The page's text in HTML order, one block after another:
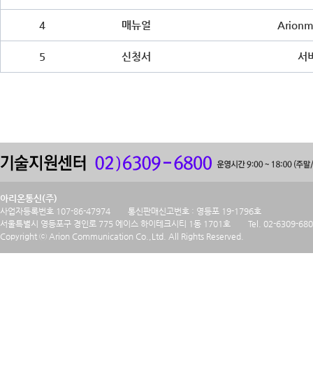
4 매뉴얼
5 신청서 서
아리온통신(주)
사업자등록번호 107-86-47974
통신판매신고번호 : 영등포 19-1796호
서울특별시 영등포구 경인로 775 에이스 하이테크시티 1동 1701호
Tel. 02-6309-
Copyright ⓒ Arion Communication Co.,Ltd. All Rights Reserved.